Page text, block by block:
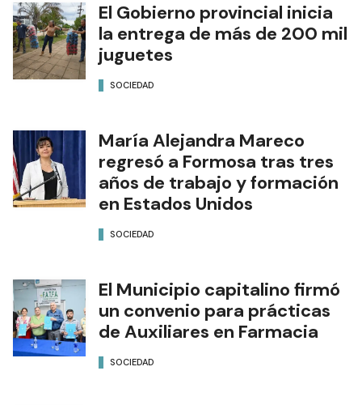
El Gobierno provincial inicia
la entrega de más de 200 mil
juguetes
SOCIEDAD
María Alejandra Mareco
regresó a Formosa tras tres
años de trabajo y formación
en Estados Unidos
SOCIEDAD
El Municipio capitalino firmó
un convenio para prácticas
de Auxiliares en Farmacia
SOCIEDAD